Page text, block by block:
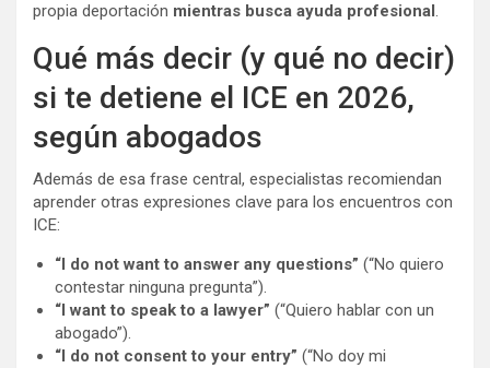
propia deportación mientras busca ayuda profesional.
Qué más decir (y qué no decir)
si te detiene el ICE en 2026,
según abogados
Además de esa frase central, especialistas recomiendan
aprender otras expresiones clave para los encuentros con
ICE:
“I do not want to answer any questions” (“No quiero
contestar ninguna pregunta”).
“I want to speak to a lawyer” (“Quiero hablar con un
abogado”).
“I do not consent to your entry” (“No doy mi